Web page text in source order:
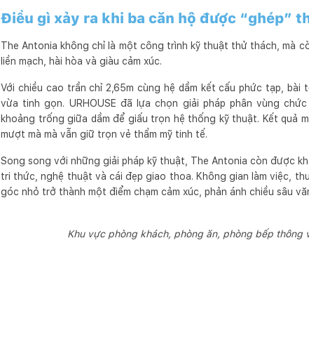
Điều gì xảy ra khi ba căn hộ được “ghép”
The Antonia không chỉ là một công trình kỹ thuật thử thách, mà
liền mạch, hài hòa và giàu cảm xúc.
Với chiều cao trần chỉ 2,65m cùng hệ dầm kết cấu phức tạp,
vừa tinh gọn. URHOUSE đã lựa chọn giải pháp phân vùng
khoảng trống giữa dầm để giấu trọn hệ thống kỹ thuật. Kết quả
mượt mà mà vẫn giữ trọn vẻ thẩm mỹ tinh tế.
Song song với những giải pháp kỹ thuật, The Antonia còn được
tri thức, nghệ thuật và cái đẹp giao thoa. Không gian làm việc,
góc nhỏ trở thành một điểm chạm cảm xúc, phản ánh chiều sâu
Khu vực phòng khách, phòng ăn, phòng bếp thông